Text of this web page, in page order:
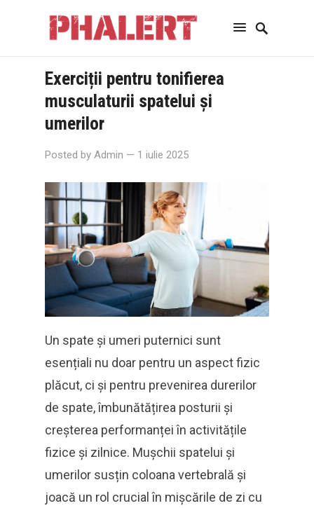
Exerciții pentru tonifierea
musculaturii spatelui și
umerilor
Posted by Admin — 1 iulie 2025
Un spate și umeri puternici sunt
esențiali nu doar pentru un aspect fizic
plăcut, ci și pentru prevenirea durerilor
de spate, îmbunătățirea posturii și
creșterea performanței în activitățile
fizice și zilnice. Mușchii spatelui și
umerilor susțin coloana vertebrală și
joacă un rol crucial în mișcările de zi cu